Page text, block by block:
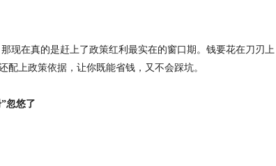
现在真的是赶上了政策红利最实在的窗口期。钱要花在刀刃
配上政策依据，让你既能省钱，又不会踩坑。
忽悠了